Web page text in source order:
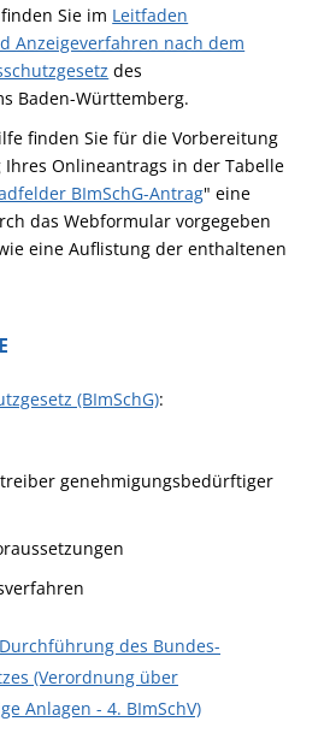
Sie im Leitfaden
Anzeigeverfahren nach dem
des
Baden-Württemberg.
finden Sie für die Vorbereitung
Onlineantrags in der Tabelle
BImSchG-Antrag" eine
das Webformular vorgegeben
eine Auflistung der enthaltenen
(BImSchG):
genehmigungsbedürftiger
des Bundes-
(Verordnung über
Anlagen - 4. BImSchV)